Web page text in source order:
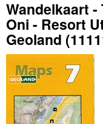
Wandelkaart
Oni - Resort
Geoland